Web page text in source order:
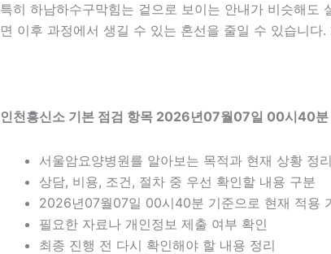
특히 하남하수구막힘는 겉으로 보이는 안내가 비슷해
면 이후 과정에서 생길 수 있는 혼선을 줄일 수 있습니
인천흥신소 기본 점검 항목 2026년07월07일 00시40분
서울암요양병원를 알아보는 목적과 현재 상황 정리
상담, 비용, 조건, 절차 중 우선 확인할 내용 구분
2026년07월07일 00시40분 기준으로 현재 적용
필요한 자료나 개인정보 제출 여부 확인
최종 진행 전 다시 확인해야 할 내용 정리